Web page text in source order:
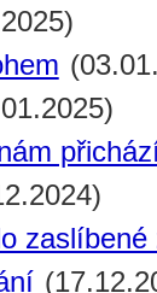
zaslíbené